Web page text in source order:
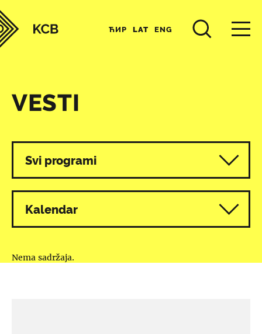
ЋИР LAT ENG
VESTI
Svi programi
Kalendar
Nema sadržaja.